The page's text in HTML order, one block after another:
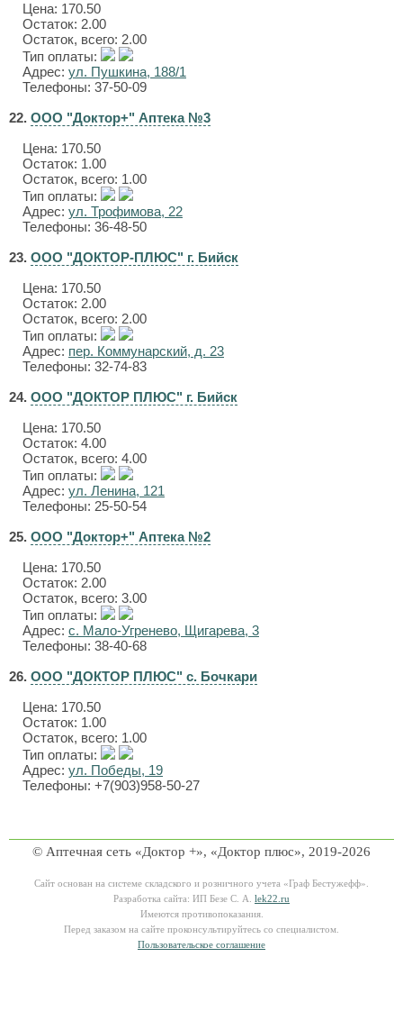
Цена: 170.50
Остаток: 2.00
Остаток, всего: 2.00
Тип оплаты:
Адрес: ул. Пушкина, 188/1
Телефоны: 37-50-09
22. ООО "Доктор+" Аптека №3
Цена: 170.50
Остаток: 1.00
Остаток, всего: 1.00
Тип оплаты:
Адрес: ул. Трофимова, 22
Телефоны: 36-48-50
23. ООО "ДОКТОР-ПЛЮС" г. Бийск
Цена: 170.50
Остаток: 2.00
Остаток, всего: 2.00
Тип оплаты:
Адрес: пер. Коммунарский, д. 23
Телефоны: 32-74-83
24. ООО "ДОКТОР ПЛЮС" г. Бийск
Цена: 170.50
Остаток: 4.00
Остаток, всего: 4.00
Тип оплаты:
Адрес: ул. Ленина, 121
Телефоны: 25-50-54
25. ООО "Доктор+" Аптека №2
Цена: 170.50
Остаток: 2.00
Остаток, всего: 3.00
Тип оплаты:
Адрес: с. Мало-Угренево, Щигарева, 3
Телефоны: 38-40-68
26. ООО "ДОКТОР ПЛЮС" с. Бочкари
Цена: 170.50
Остаток: 1.00
Остаток, всего: 1.00
Тип оплаты:
Адрес: ул. Победы, 19
Телефоны: +7(903)958-50-27
© Аптечная сеть «Доктор +», «Доктор плюс», 2019-2026
Сайт основан на системе складского и розничного учета «Граф Бестужефф».
Разработка сайта: ИП Безе С. А. lek22.ru
Имеются противопоказания.
Перед заказом на сайте проконсультируйтесь со специалистом.
Пользовательское соглашение